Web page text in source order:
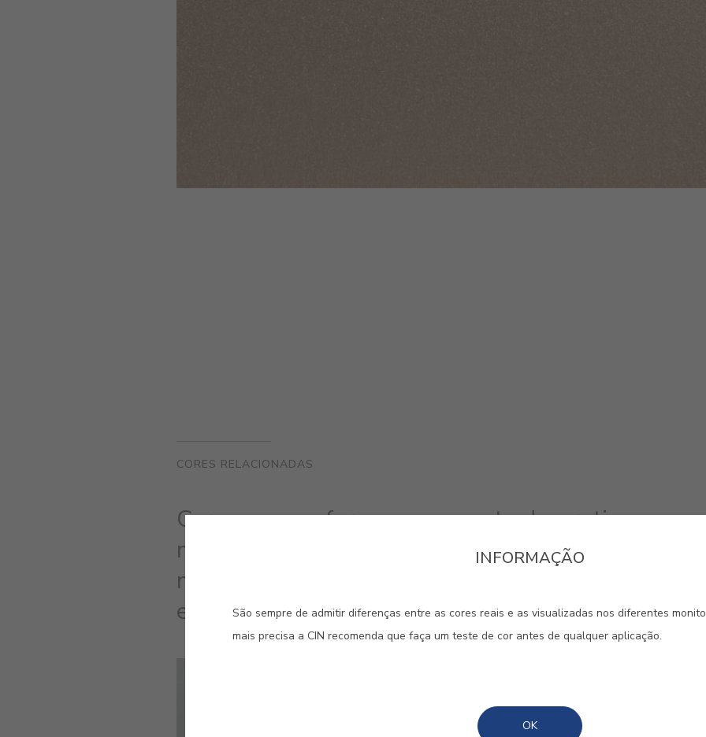
CORES RELACIONADAS
Cores que conferem um aspecto decorativo
metalizado brilhante para protecção e decoração
madeiras, metais e paredes em interior, e de metais
em exterior.
INFORMAÇÃO
São sempre de admitir diferenças entre as cores reais e as visualizadas nos diferentes
mais precisa a CIN recomenda que faça um teste de cor antes de qualquer aplicação.
OK